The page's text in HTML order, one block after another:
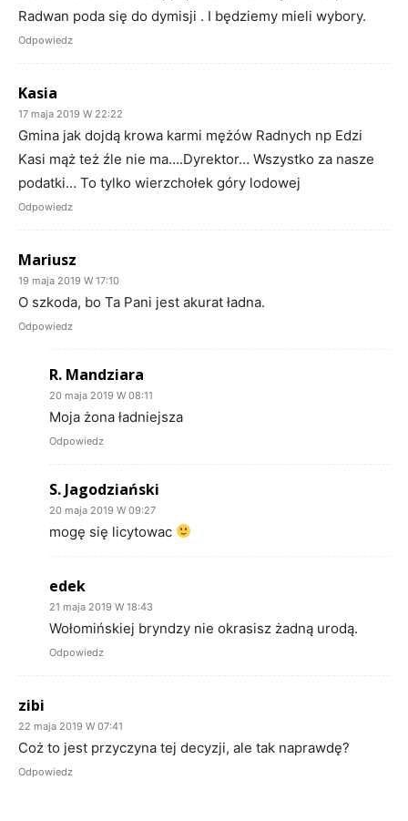
Radwan poda się do dymisji . I będziemy mieli wybory.
Odpowiedz
Kasia
17 maja 2019 W 22:22
Gmina jak dojdą krowa karmi mężów Radnych np Edzi
Kasi mąż też źle nie ma….Dyrektor… Wszystko za nasze
podatki… To tylko wierzchołek góry lodowej
Odpowiedz
Mariusz
19 maja 2019 W 17:10
O szkoda, bo Ta Pani jest akurat ładna.
Odpowiedz
R. Mandziara
20 maja 2019 W 08:11
Moja żona ładniejsza
Odpowiedz
S. Jagodziański
20 maja 2019 W 09:27
mogę się licytowac
edek
21 maja 2019 W 18:43
Wołomińskiej bryndzy nie okrasisz żadną urodą.
Odpowiedz
zibi
22 maja 2019 W 07:41
Coż to jest przyczyna tej decyzji, ale tak naprawdę?
Odpowiedz